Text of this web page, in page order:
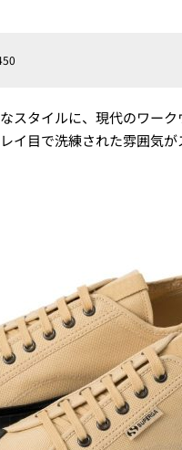
スタイルに、現代のワー
イ目で洗練された雰囲気